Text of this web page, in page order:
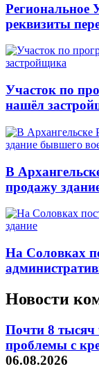
Региональное
реквизиты
Участок по
нашёл
В
продажу
На Соловках
Новости
Почти 8
проблемы с
06.08.2026